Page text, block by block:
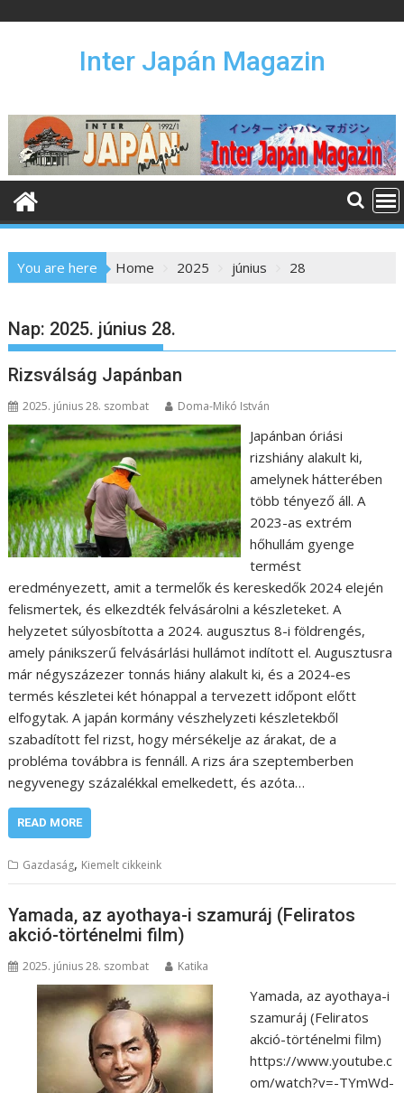
n
e
Inter Japán Magazin
You are here Home 2025 június 28
Nap: 2025. június 28.
Rizsválság Japánban
2025. június 28. szombat Doma-Mikó István
Japánban óriási
rizshiány alakult ki,
amelynek hátterében
több tényező áll. A
2023-as extrém
hőhullám gyenge
termést
eredményezett, amit a termelők és kereskedők 2024 elején
felismertek, és elkezdték felvásárolni a készleteket. A
helyzetet súlyosbította a 2024. augusztus 8-i földrengés,
amely pánikszerű felvásárlási hullámot indított el. Augusztusra
már négyszázezer tonnás hiány alakult ki, és a 2024-es
termés készletei két hónappal a tervezett időpont előtt
elfogytak. A japán kormány vészhelyzeti készletekből
szabadított fel rizst, hogy mérsékelje az árakat, de a
probléma továbbra is fennáll. A rizs ára szeptemberben
negyvenegy százalékkal emelkedett, és azóta…
READ MORE
Gazdaság, Kiemelt cikkeink
Yamada, az ayothaya-i szamuráj (Feliratos
akció-történelmi film)
2025. június 28. szombat Katika
Yamada, az ayothaya-i
szamuráj (Feliratos
akció-történelmi film)
https://www.youtube.c
om/watch?v=-TYmWd-